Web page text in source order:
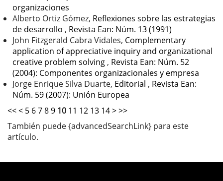
organizaciones
Alberto Ortiz Gómez, Reflexiones sobre las estrategias
de desarrollo , Revista Ean: Núm. 13 (1991)
John Fitzgerald Cabra Vidales, Complementary
application of appreciative inquiry and organizational
creative problem solving , Revista Ean: Núm. 52
(2004): Componentes organizacionales y empresa
Jorge Enrique Silva Duarte, Editorial , Revista Ean:
Núm. 59 (2007): Unión Europea
<<< 5 6789 10 11 12 13 14>>>
También puede {advancedSearchLink} para este
artículo.